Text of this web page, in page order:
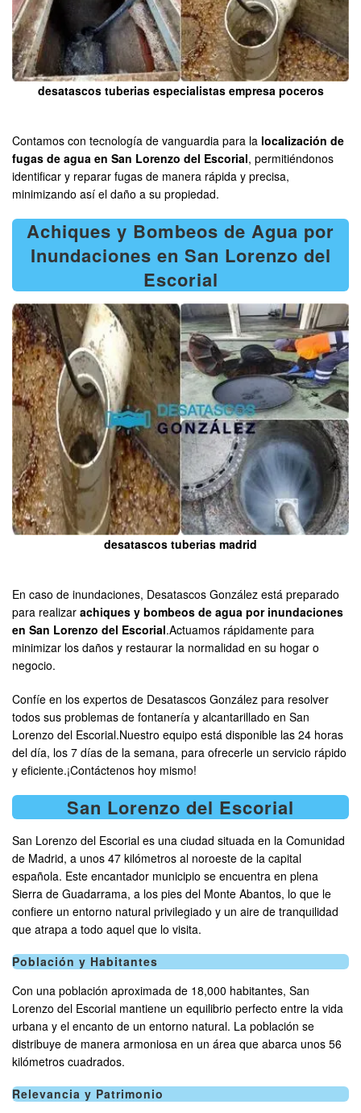
desatascos tuberias especialistas empresa poceros
Contamos con tecnología de vanguardia para la localización de
fugas de agua en San Lorenzo del Escorial, permitiéndonos
identificar y reparar fugas de manera rápida y precisa,
minimizando así el daño a su propiedad.
Achiques y Bombeos de Agua por
Inundaciones en San Lorenzo del
Escorial
desatascos tuberias madrid
En caso de inundaciones, Desatascos González está preparado
para realizar achiques y bombeos de agua por inundaciones
en San Lorenzo del Escorial.Actuamos rápidamente para
minimizar los daños y restaurar la normalidad en su hogar o
negocio.
Confíe en los expertos de Desatascos González para resolver
todos sus problemas de fontanería y alcantarillado en San
Lorenzo del Escorial.Nuestro equipo está disponible las 24 horas
del día, los 7 días de la semana, para ofrecerle un servicio rápido
y eficiente.¡Contáctenos hoy mismo!
San Lorenzo del Escorial
San Lorenzo del Escorial es una ciudad situada en la Comunidad
de Madrid, a unos 47 kilómetros al noroeste de la capital
española. Este encantador municipio se encuentra en plena
Sierra de Guadarrama, a los pies del Monte Abantos, lo que le
confiere un entorno natural privilegiado y un aire de tranquilidad
que atrapa a todo aquel que lo visita.
Población y Habitantes
Con una población aproximada de 18,000 habitantes, San
Lorenzo del Escorial mantiene un equilibrio perfecto entre la vida
urbana y el encanto de un entorno natural. La población se
distribuye de manera armoniosa en un área que abarca unos 56
kilómetros cuadrados.
Relevancia y Patrimonio